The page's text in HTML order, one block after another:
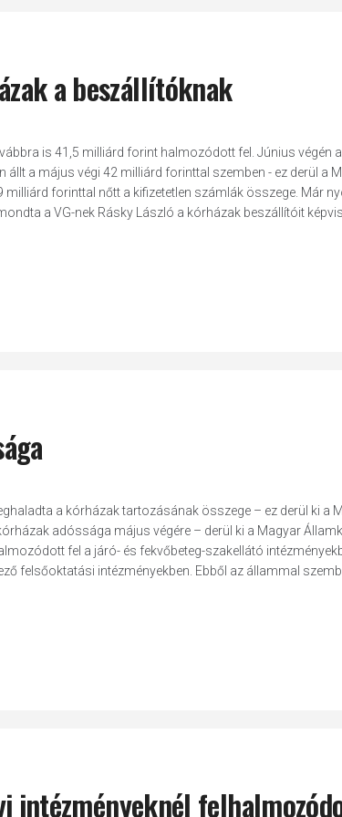
a beszállítóknak
is 41,5 milliárd forint halmozódott fel. Június végén a
a május végi 42 milliárd forinttal szemben - ez derül a
forinttal nőtt a kifizetetlen számlák összege. Már
a VG-nek Rásky László a kórházak beszállítóit
a kórházak tartozásának összege – ez derül ki a
adóssága május végére – derül ki a Magyar
fel a járó- és fekvőbeteg-szakellátó
felsőoktatási intézményekben. Ebből az állammal
intézményeknél